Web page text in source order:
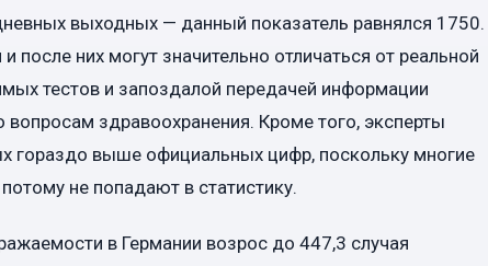
выходных — данный показатель равнялся 1750.
после них могут значительно отличаться от реальной
тестов и запоздалой передачей информации
здравоохранения. Кроме того, эксперты
гораздо выше официальных цифр, поскольку многие
не попадают в статистику.
в Германии возрос до 447,3 случая